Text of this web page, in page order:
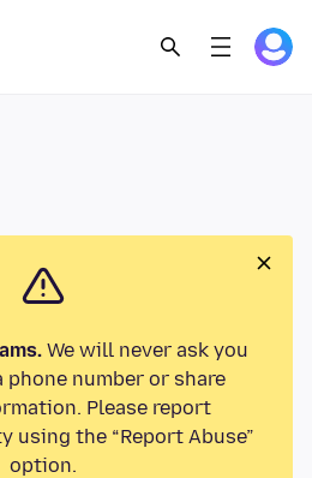
We will never ask you
number or share
Please report
using the “Report Abuse”
option.